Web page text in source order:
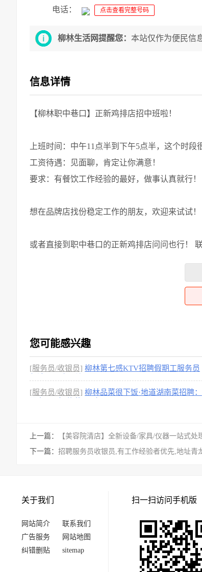
电话： 点击查看完整号码
柳林生活网提醒您： 本站仅作为便民信
信息详情
【柳林职中巷口】正新鸡排店招中班啦！
上班时间：中午11点半到下午5点半，这个时段
工资待遇：见面聊，肯定让你满意！
要求：有餐饮工作经验的最好，做事认真就行！
想在品牌店找份稳定工作的朋友，欢迎来试试！
或者直接到职中巷口的正新鸡排店问问也行！
您可能感兴趣
[服务员/收银员] 柳林第七感KTV招聘假期工服务员
[服务员/收银员] 柳林品菜很下饭·地道湖南菜招聘：
上一篇：
【美容院清店】全新设备/家具/仪器一站式处
下一篇： 招聘服务员收银员,有工作经验者优先,地址青
关于我们
网站简介
联系我们
广告服务
网站地图
纠错删贴
sitemap
扫一扫访问手机版